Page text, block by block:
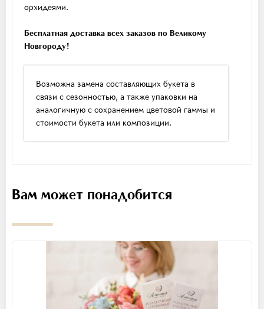
орхидеями.
Бесплатная доставка всех заказов по Великому
Новгороду!
Возможна замена составляющих букета в
связи с сезонностью, а также упаковки на
аналогичную с сохранением цветовой гаммы и
стоимости букета или композиции.
Вам может понадобится